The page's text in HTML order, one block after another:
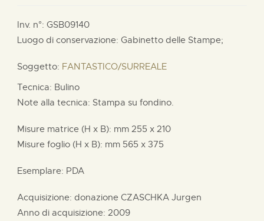
Inv. n°: GSB09140
Luogo di conservazione: Gabinetto delle Stampe;
Soggetto: FANTASTICO/SURREALE
Tecnica: Bulino
Note alla tecnica: Stampa su fondino.
Misure matrice (H x B): mm 255 x 210
Misure foglio (H x B): mm 565 x 375
Esemplare: PDA
Acquisizione: donazione CZASCHKA Jurgen
Anno di acquisizione: 2009